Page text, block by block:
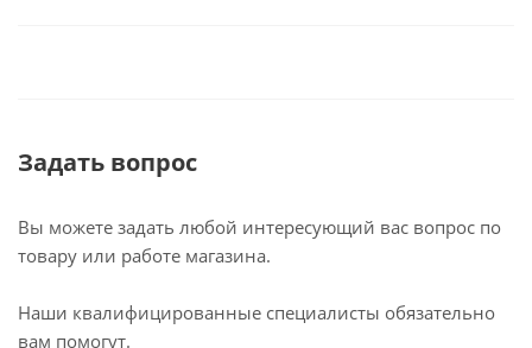
Задать вопрос
Вы можете задать любой интересующий вас вопрос по
товару или работе магазина.
Наши квалифицированные специалисты обязательно
вам помогут.